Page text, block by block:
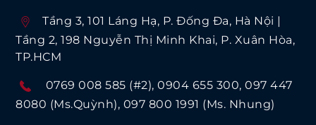
Tầng 3, 101 Láng Hạ, P. Ðống Ða, Hà Nội |
Tầng 2, 198 Nguyễn Thị Minh Khai, P. Xuân Hòa,
TP.HCM
0769 008 585 (#2) 0904 655 300 097 447
8080 (Ms.Quỳnh) 097 800 1991 (Ms. Nhung)